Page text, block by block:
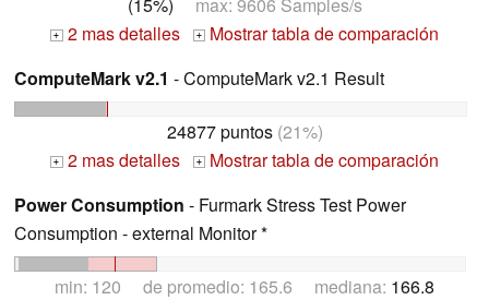
(15%) max: 9606 Samples/s
+ 2 mas detalles +
Mostrar tabla de comparación
ComputeMark v2.1 - ComputeMark v2.1 Result
24877 puntos(21%)
+ 2 mas detalles +
Mostrar tabla de comparación
Power Consumption - Furmark Stress Test Power
Consumption - external Monitor *
min: 120 de promedio: 165.6 mediana: 166.8